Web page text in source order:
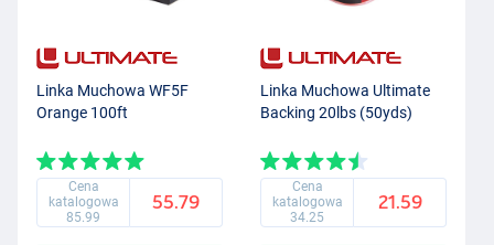
Linka Muchowa WF5F
Orange 100ft
Cena
katalogowa
85.99
55.79
Linka Muchowa Ultimate
Backing 20lbs (50yds)
Cena
katalogowa
34.25
21.59